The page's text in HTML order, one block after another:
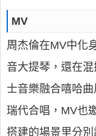
MV
周杰倫在MV中化
音大提琴，還在
士音樂融合嘻哈
瑞代合唱，MV也
搭建的場景里分